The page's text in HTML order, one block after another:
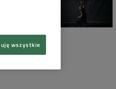
wszystkie